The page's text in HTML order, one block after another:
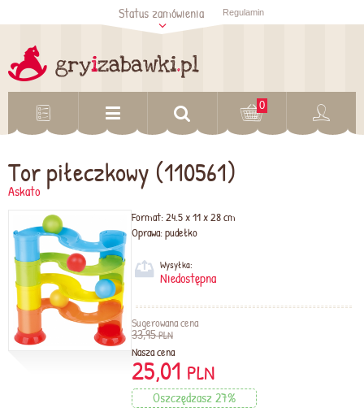
Sprawdź status
zamówienia
Status zamówienia Regulamin
0
Tor piłeczkowy (110561)
Askato
Format:24.5 x 11 x 28 cm
Oprawa:pudełko
Wysyłka:
Niedostępna
Sugerowana cena
33,95PLN
Nasza cena
25,01 PLN
Oszczędzasz 27%